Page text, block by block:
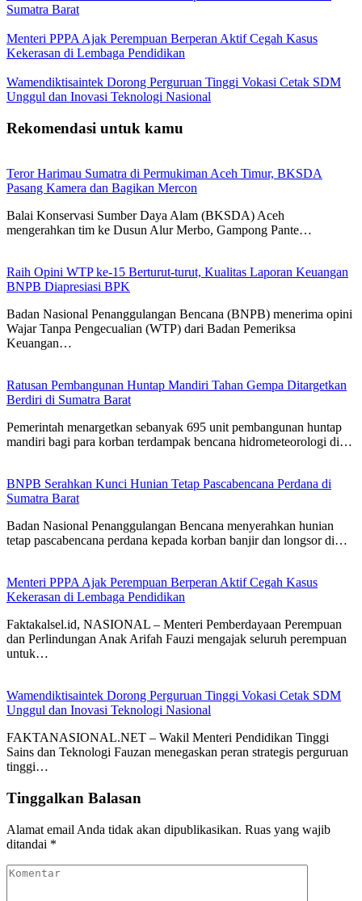
Sumatra Barat
Menteri PPPA Ajak Perempuan Berperan Aktif Cegah Kasus
Kekerasan di Lembaga Pendidikan
Wamendiktisaintek Dorong Perguruan Tinggi Vokasi Cetak SDM
Unggul dan Inovasi Teknologi Nasional
Rekomendasi untuk kamu
Teror Harimau Sumatra di Permukiman Aceh Timur, BKSDA
Pasang Kamera dan Bagikan Mercon
Balai Konservasi Sumber Daya Alam (BKSDA) Aceh
mengerahkan tim ke Dusun Alur Merbo, Gampong Pante…
Raih Opini WTP ke-15 Berturut-turut, Kualitas Laporan Keuangan
BNPB Diapresiasi BPK
Badan Nasional Penanggulangan Bencana (BNPB) menerima opini
Wajar Tanpa Pengecualian (WTP) dari Badan Pemeriksa
Keuangan…
Ratusan Pembangunan Huntap Mandiri Tahan Gempa Ditargetkan
Berdiri di Sumatra Barat
Pemerintah menargetkan sebanyak 695 unit pembangunan huntap
mandiri bagi para korban terdampak bencana hidrometeorologi di…
BNPB Serahkan Kunci Hunian Tetap Pascabencana Perdana di
Sumatra Barat
Badan Nasional Penanggulangan Bencana menyerahkan hunian
tetap pascabencana perdana kepada korban banjir dan longsor di…
Menteri PPPA Ajak Perempuan Berperan Aktif Cegah Kasus
Kekerasan di Lembaga Pendidikan
Faktakalsel.id, NASIONAL – Menteri Pemberdayaan Perempuan
dan Perlindungan Anak Arifah Fauzi mengajak seluruh perempuan
untuk…
Wamendiktisaintek Dorong Perguruan Tinggi Vokasi Cetak SDM
Unggul dan Inovasi Teknologi Nasional
FAKTANASIONAL.NET – Wakil Menteri Pendidikan Tinggi
Sains dan Teknologi Fauzan menegaskan peran strategis perguruan
tinggi…
Tinggalkan Balasan
Alamat email Anda tidak akan dipublikasikan. Ruas yang wajib
ditandai *